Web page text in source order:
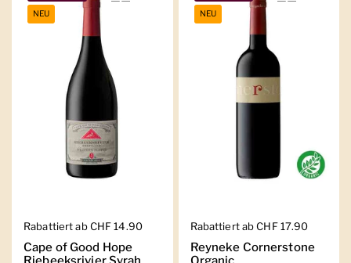
Regulärer Preis
Rabattiert ab CHF 14.90
Cape of Good Hope
NEU
Regulärer Preis
Rabattiert ab CHF 17.90
Reyneke Cornerstone
NEU